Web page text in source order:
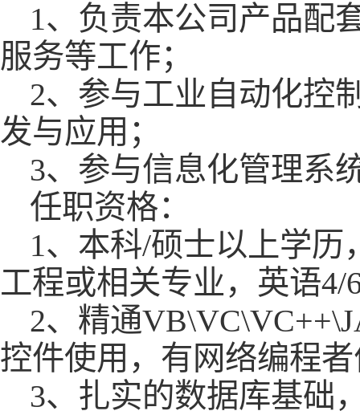
1、负责本公司产品配
服务等工作；
2、参与工业自动化控
发与应用；
3、参与信息化管理系
任职资格：
1、本科/硕士以上学
工程或相关专业，英语4/
2、精通
控件使用，有网络编程
3、扎实的数据库基础